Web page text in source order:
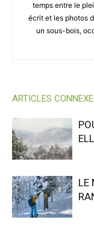
temps entre le
écrit et les photos
un sous-bois,
ARTICLES
LE